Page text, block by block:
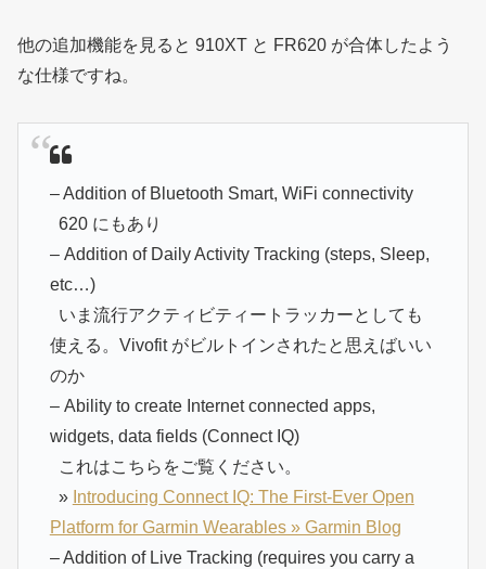
他の追加機能を見ると 910XT と FR620 が合体したよう
な仕様ですね。
– Addition of Bluetooth Smart, WiFi connectivity
620 にもあり
– Addition of Daily Activity Tracking (steps, Sleep,
etc…)
いま流行アクティビティートラッカーとしても
使える。Vivofit がビルトインされたと思えばいい
のか
– Ability to create Internet connected apps,
widgets, data fields (Connect IQ)
これはこちらをご覧ください。
» Introducing Connect IQ: The First-Ever Open
Platform for Garmin Wearables » Garmin Blog
– Addition of Live Tracking (requires you carry a